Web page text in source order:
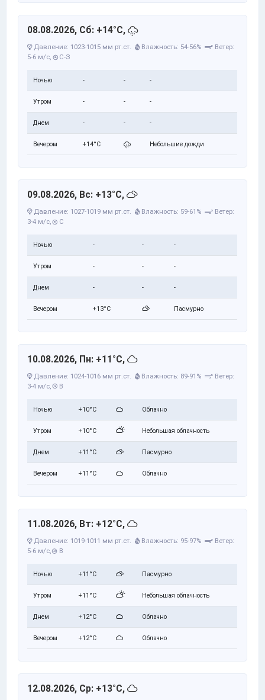
08.08.2026, Сб: +14°C,
Давление: 1023-1015 мм рт.ст. Влажность: 54-56%
Ветер:
5-6 м/с, С-З
Ночью - - -
Утром - - -
Днем - - -
Вечером +14°C Небольшие дожди
09.08.2026, Вс: +13°C,
Давление: 1027-1019 мм рт.ст. Влажность: 59-61%
Ветер:
3-4 м/с,
С
Ночью - - -
Утром - - -
Днем - - -
Вечером +13°C Пасмурно
10.08.2026, Пн: +11°C,
Давление: 1024-1016 мм рт.ст. Влажность: 89-91%
Ветер:
3-4 м/с,
В
Ночью +10°C Облачно
Утром +10°C Небольшая облачность
Днем +11°C Пасмурно
Вечером +11°C Облачно
11.08.2026, Вт: +12°C,
Давление: 1019-1011 мм рт.ст. Влажность: 95-97%
Ветер:
5-6 м/с,
В
Ночью +11°C Пасмурно
Утром +11°C Небольшая облачность
Днем +12°C Облачно
Вечером +12°C Облачно
12.08.2026, Ср: +13°C,